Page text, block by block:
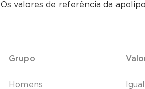
Os valores de referência da
Grupo
Homens